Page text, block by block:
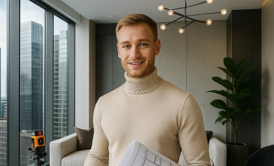
пер. Офицерский д. 4
График работы: с 10:00 до 18:00,
понедельник–пятница, воскресенье.
Суббота — выходной.
+7 931 291-37-51
ИП Лаврентьев Павел Андреевич
ИНН 780625317481
ОГРНИП 324784700014710
admin@okdesignspb.ru
Мы в социальных сетях: